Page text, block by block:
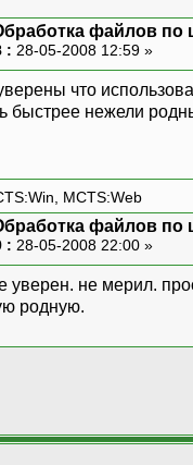
файлов по
: 28-05-2008 12:59 »
что
быстрее нежели
MCTS:Web
файлов по
: 28-05-2008 22:00 »
уверен. не мерил.
родную.